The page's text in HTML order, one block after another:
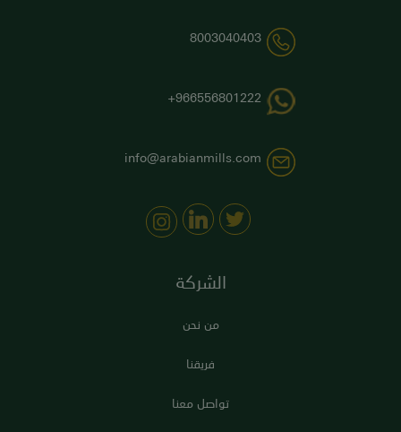
8003040403
966556801222+
info@arabianmills.com
الشركة
من نحن
فريقنا
تواصل معنا